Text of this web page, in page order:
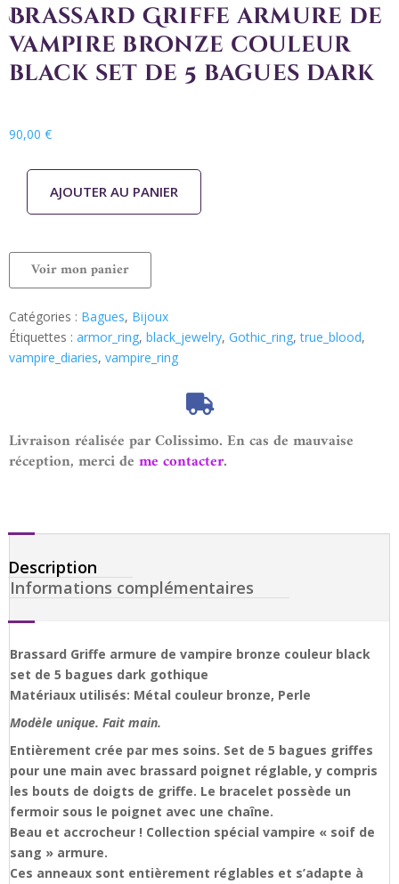
Brassard Griffe armure de
vampire bronze couleur
black set de 5 bagues dark
90,00 €
AJOUTER AU PANIER
Voir mon panier
Catégories : Bagues, Bijoux
Étiquettes : armor_ring, black_jewelry, Gothic_ring,true_blood,
vampire_diaries, vampire_ring
Livraison réalisée par Colissimo. En cas de mauvaise
réception, merci de me contacter.
Description
Informations complémentaires
Brassard Griffe armure de vampire bronze couleur black
set de 5 bagues dark gothique
Matériaux utilisés: Métal couleur bronze, Perle
Modèle unique. Fait main.
Entièrement crée par mes soins. Set de 5 bagues griffes
pour une main avec brassard poignet réglable, y compris
les bouts de doigts de griffe. Le bracelet possède un
fermoir sous le poignet avec une chaîne.
Beau et accrocheur ! Collection spécial vampire « soif de
sang » armure.
Ces anneaux sont entièrement réglables et s’adapte à